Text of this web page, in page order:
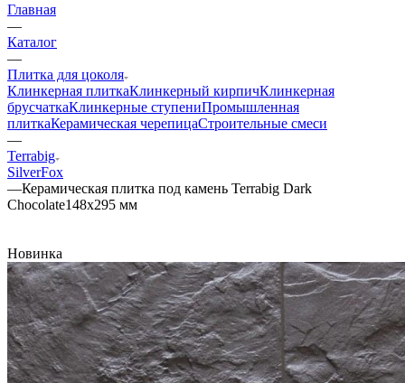
Главная
—
Каталог
—
Плитка для цоколя
Клинкерная плиткаКлинкерный кирпичКлинкерная
брусчаткаКлинкерные ступениПромышленная
плиткаКерамическая черепицаСтроительные смеси
—
Terrabig
SilverFox
—Керамическая плитка под камень Terrabig Dark
Chocolate148x295 мм
Новинка